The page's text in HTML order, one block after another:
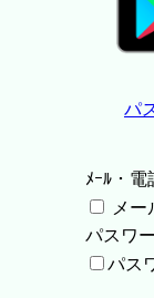
パ
ﾒｰﾙ・電
メ
パスワ
パス